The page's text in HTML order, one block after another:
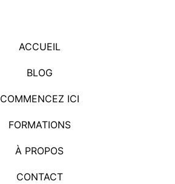
ACCUEIL
BLOG
COMMENCEZ ICI
FORMATIONS
À PROPOS
CONTACT